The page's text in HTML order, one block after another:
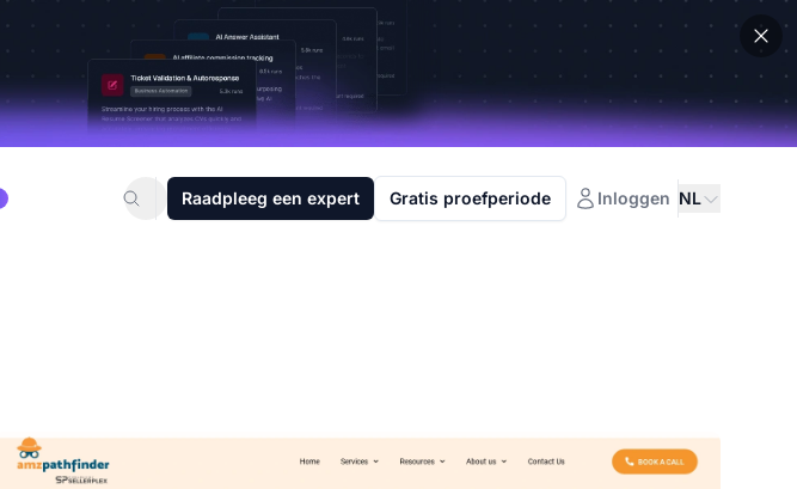
Raadpleeg een expert Gratis proefperiode Inloggen NL